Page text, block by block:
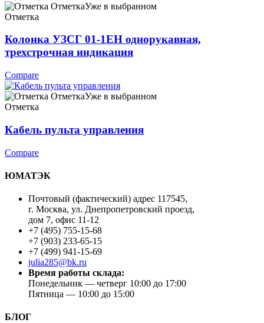
ОтметкаУже в выбранном
Отметка
Колонка УЗСГ 01-1ЕН однорукавная,
трехстрочная индикация
Compare
ОтметкаУже в выбранном
Отметка
Кабель пульта управления
Compare
ЮМАТЭК
Почтовый (фактический) адрес 117545,
г. Москва, ул. Днепропетровский проезд,
дом 7, офис 11-12
+7 (495) 755-15-68
+7 (903) 233-65-15
+7 (499) 941-15-69
julia285@bk.ru
Время работы склада:
Понедельник — четверг 10:00 до 17:00
Пятница — 10:00 до 15:00
БЛОГ